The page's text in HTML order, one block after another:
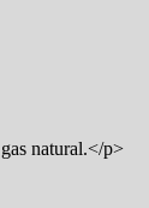
natural.</p>